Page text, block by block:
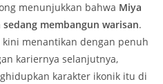
menunjukkan bahwa Miya
membangun warisan.
menantikan dengan penuh
kariernya selanjutnya,
karakter ikonik itu di